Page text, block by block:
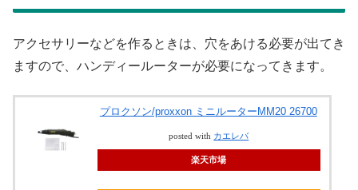
アクセサリーなどを作るときは、穴をあける必要が出てき
ますので、ハンディールーターが必要になってきます。
プロクソン/proxxon ミニルーターMM20 26700
posted with カエレバ
楽天市場